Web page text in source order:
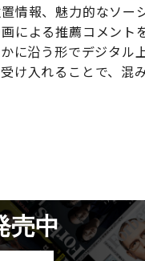
情報、魅力的なソー
による推薦コメント
に沿う形でデジタル
け入れることで、混
売中